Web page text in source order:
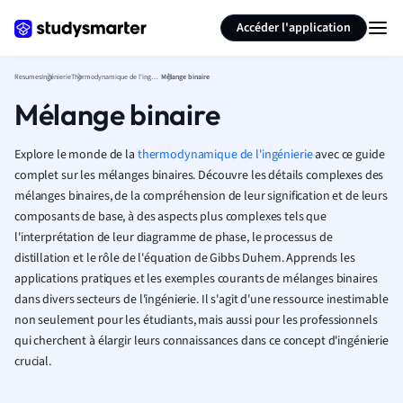
Accéder l'application
ResumesIngénierie Thermodynamique de l'ingénierie Mélange binaire
Mélange binaire
Explore le monde de la thermodynamique de l'ingénierieavec ce guide
complet sur les mélanges binaires. Découvre les détails complexes des
mélanges binaires, de la compréhension de leur signification et de leurs
composants de base, à des aspects plus complexes tels que
l'interprétation de leur diagramme de phase, le processus de
distillation et le rôle de l'équation de Gibbs Duhem. Apprends les
applications pratiques et les exemples courants de mélanges binaires
dans divers secteurs de l'ingénierie. Il s'agit d'une ressource inestimable
non seulement pour les étudiants, mais aussi pour les professionnels
qui cherchent à élargir leurs connaissances dans ce concept d'ingénierie
crucial.
Résumer la page